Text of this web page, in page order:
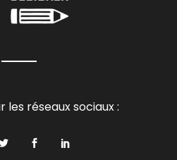
les réseaux sociaux :